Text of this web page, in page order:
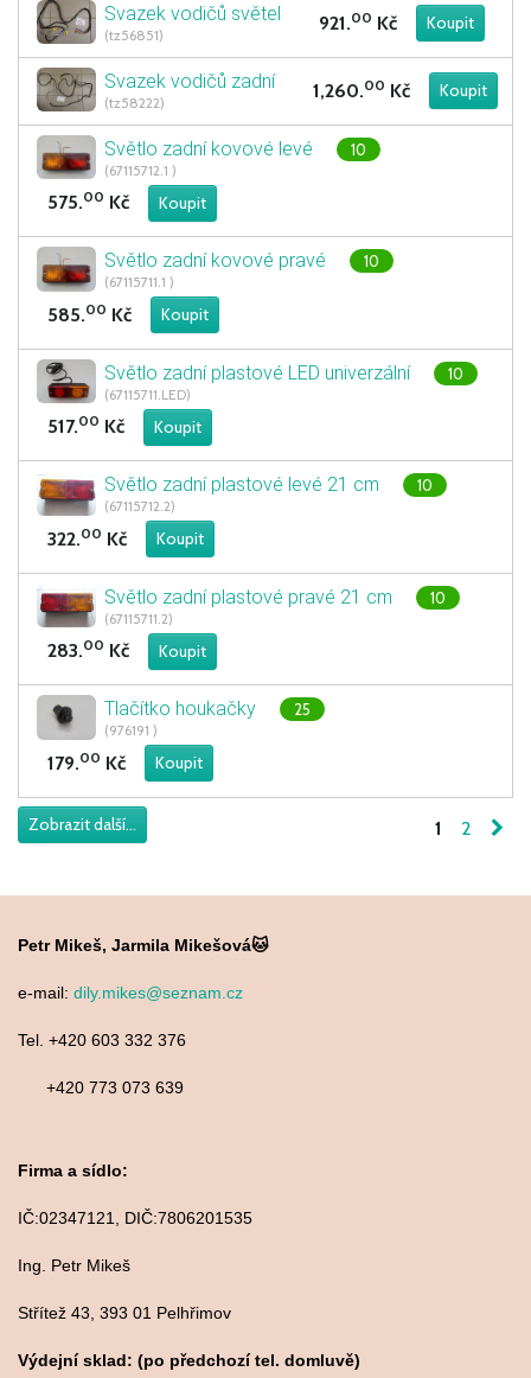
Svazek vodičů světel
(tz56851)
921.00 Kč
Svazek vodičů zadní
(tz58222)
1,260.00 Kč
Světlo zadní kovové levé 10
(67115712.1 )
575.00 Kč
Světlo zadní kovové pravé 10
(67115711.1 )
585.00 Kč
Světlo zadní plastové LED univerzální 10
(67115711.LED)
517.00 Kč
Světlo zadní plastové levé 21 cm 10
(67115712.2)
322.00 Kč
Světlo zadní plastové pravé 21 cm 10
(67115711.2)
283.00 Kč
Tlačítko houkačky 25
(976191 )
179.00 Kč
1 2
Petr Mikeš, Jarmila Mikešová🐱
e-mail: dily.mikes@seznam.cz
Tel. +420 603 332 376
+420 773 073 639
Firma a sídlo:
IČ:02347121, DIČ:7806201535
Ing. Petr Mikeš
Střítež 43, 393 01 Pelhřimov
Výdejní sklad: (po předchozí tel. domluvě)